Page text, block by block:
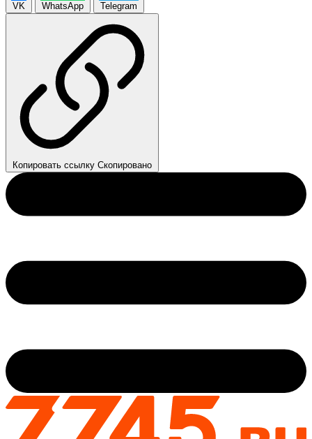
VK WhatsApp Telegram
Копировать ссылку Скопировано